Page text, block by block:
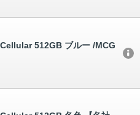
512GB ブルー /MCG